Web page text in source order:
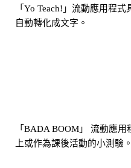
「Yo Teach!」流動應用程
自動轉化成文字。
「BADA BOOM」 流動應
上或作為課後活動的小測驗。